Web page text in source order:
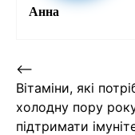
Анна
Навігація
записів
⟵
Вітаміни, які
холодну пору
підтримати